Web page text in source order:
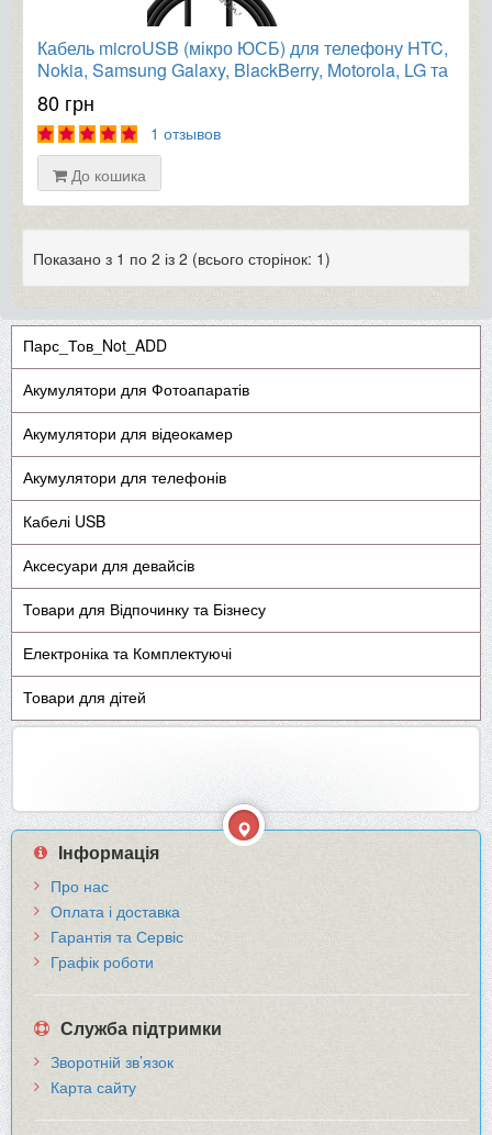
Кабель microUSB (мікро ЮСБ) для телефону HTC,
Nokia, Samsung Galaxy, BlackBerry, Motorola, LG та
ін.
80 грн
1 отзывов
До кошика
Показано з 1 по 2 із 2 (всього сторінок: 1)
Парс_Тов_Not_ADD
Акумулятори для Фотоапаратів
Акумулятори для відеокамер
Акумулятори для телефонів
Кабелі USB
Аксесуари для девайсів
Товари для Відпочинку та Бізнесу
Електроніка та Комплектуючі
Товари для дітей
Інформація
Про нас
Оплата і доставка
Гарантія та Сервіс
Графік роботи
Служба підтримки
Зворотній зв’язок
Карта сайту